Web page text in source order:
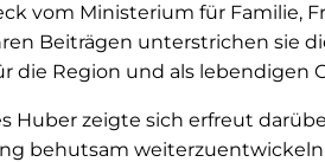
vom Ministerium für Familie,
Beiträgen unterstrichen sie
die Region und als lebendigen
Huber zeigte sich erfreut
behutsam